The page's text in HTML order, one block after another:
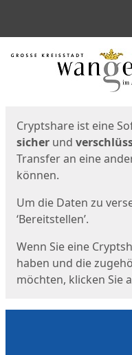
Start
Cryptshare ist eine
sicher und
Transfer an eine
können.
Um die Daten zu
‘Bereitstellen’.
Wenn Sie eine
haben und die
möchten, klicken Sie